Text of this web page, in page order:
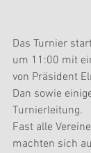
Das Turnier
um 11:00 mit
von Präsident
Dan sowie
Turnierleitung.
Fast alle
machten sich